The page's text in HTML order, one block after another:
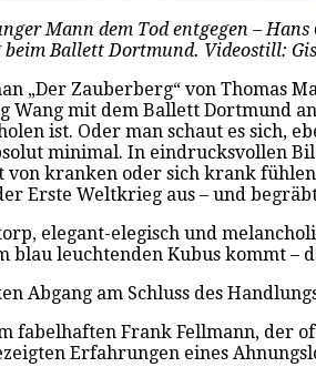
Mann dem Tod entgegen –
beim Ballett Dortmund. Videostill:
„Der Zauberberg“ von Thomas
Wang mit dem Ballett Dortmund
ist. Oder man schaut es sich,
minimal. In eindrucksvollen
von kranken oder sich krank
Erste Weltkrieg aus – und
elegant-elegisch und
blau leuchtenden Kubus kommt
Abgang am Schluss des
fabelhaften Frank Fellmann, der
Erfahrungen eines